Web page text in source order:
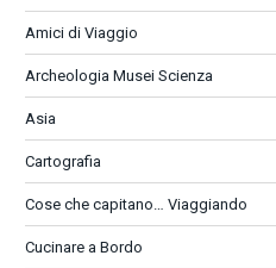
Amici di Viaggio
Archeologia Musei Scienza
Asia
Cartografia
Cose che capitano… Viaggiando
Cucinare a Bordo